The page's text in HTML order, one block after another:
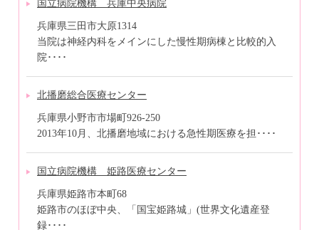
国立病院機構 兵庫中央病院
兵庫県三田市大原1314
当院は神経内科をメインにした慢性期病棟と比較的入
院････
北播磨総合医療センター
兵庫県小野市市場町926-250
2013年10月、北播磨地域における急性期医療を担････
国立病院機構 姫路医療センター
兵庫県姫路市本町68
姫路市のほぼ中央、「国宝姫路城」(世界文化遺産登
録････